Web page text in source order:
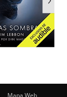
Mapa Web